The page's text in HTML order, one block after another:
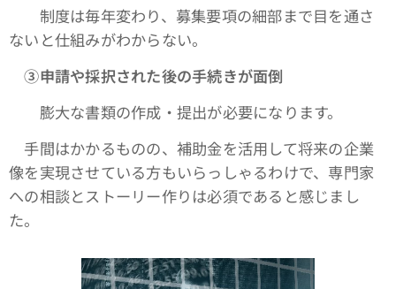
制度は毎年変わり、募集要項の細部まで目を通さ
ないと仕組みがわからない。
③申請や採択された後の手続きが面倒
膨大な書類の作成・提出が必要になります。
手間はかかるものの、補助金を活用して将来の企業
像を実現させている方もいらっしゃるわけで、専門家
への相談とストーリー作りは必須であると感じまし
た。